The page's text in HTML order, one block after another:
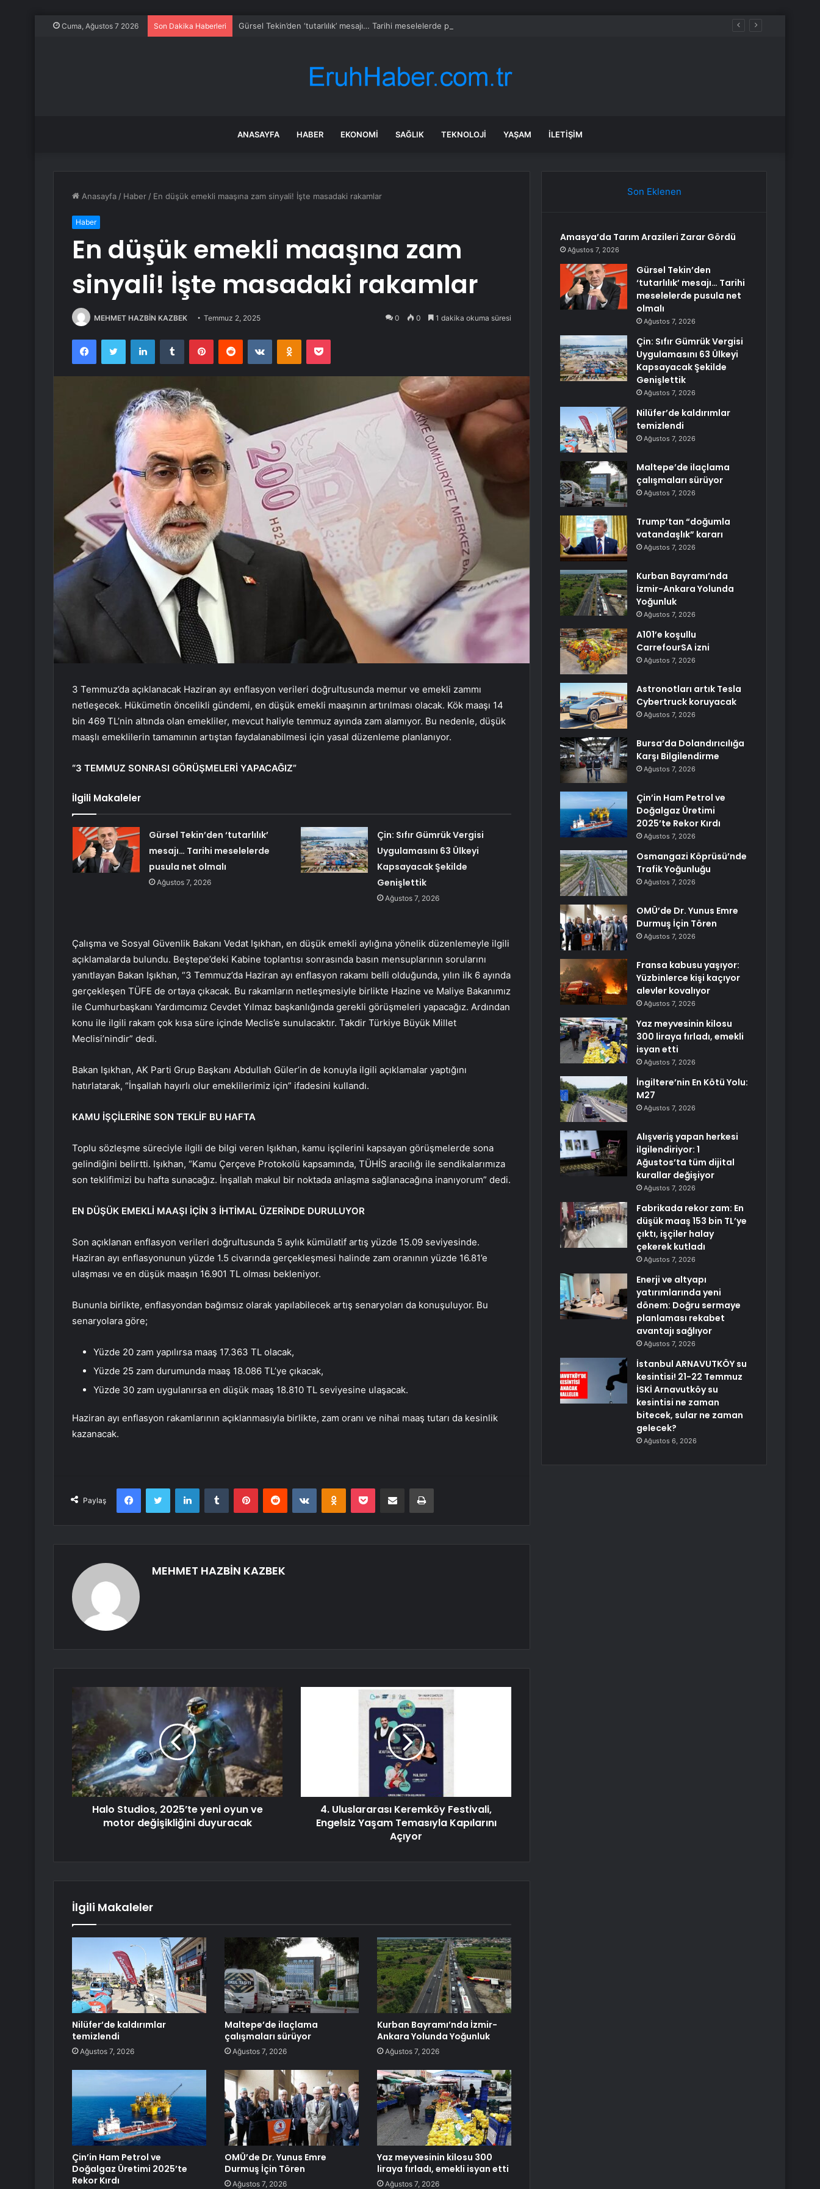
Cuma, Ağustos 7 2026 Son Dakika Haberleri Gürsel Tekin’den ‘tutarlılık’ mesajı… Tarihi meselelerde pusula net olmalı
ANASAYFA HABER EKONOMI SAĞLIK TEKNOLOJI YAŞAM İLETIŞIM
Anasayfa / Haber / En düşük emekli maaşına zam sinyali! İşte masadaki rakamlar
Haber
En düşük emekli maaşına zam
sinyali! İşte masadaki rakamlar
MEHMET HAZBİN KAZBEK Temmuz 2, 2025 0 0 1 dakika okuma süresi
FacebookTwitter LinkedInTumblr PinterestReddit VKontakteOdnoklassniki
Pocket
3 Temmuz’da açıklanacak Haziran ayı enflasyon verileri doğrultusunda memur ve emekli zammı
netleşecek. Hükümetin öncelikli gündemi, en düşük emekli maaşının artırılması olacak. Kök maaşı 14
bin 469 TL’nin altında olan emekliler, mevcut haliyle temmuz ayında zam alamıyor. Bu nedenle, düşük
maaşlı emeklilerin tamamının artıştan faydalanabilmesi için yasal düzenleme planlanıyor.
“3 TEMMUZ SONRASI GÖRÜŞMELERİ YAPACAĞIZ”
İlgili Makaleler
Gürsel Tekin’den ‘tutarlılık’
mesajı… Tarihi meselelerde
pusula net olmalı
Ağustos 7, 2026
Çin: Sıfır Gümrük Vergisi
Uygulamasını 63 Ülkeyi
Kapsayacak Şekilde
Genişlettik
Ağustos 7, 2026
Çalışma ve Sosyal Güvenlik Bakanı Vedat Işıkhan, en düşük emekli aylığına yönelik düzenlemeyle ilgili
açıklamalarda bulundu. Beştepe’deki Kabine toplantısı sonrasında basın mensuplarının sorularını
yanıtlayan Bakan Işıkhan, “3 Temmuz’da Haziran ayı enflasyon rakamı belli olduğunda, yılın ilk 6 ayında
gerçekleşen TÜFE de ortaya çıkacak. Bu rakamların netleşmesiyle birlikte Hazine ve Maliye Bakanımız
ile Cumhurbaşkanı Yardımcımız Cevdet Yılmaz başkanlığında gerekli görüşmeleri yapacağız. Ardından
konu ile ilgili rakam çok kısa süre içinde Meclis’e sunulacaktır. Takdir Türkiye Büyük Millet
Meclisi’nindir” dedi.
Bakan Işıkhan, AK Parti Grup Başkanı Abdullah Güler’in de konuyla ilgili açıklamalar yaptığını
hatırlatarak, “İnşallah hayırlı olur emeklilerimiz için” ifadesini kullandı.
KAMU İŞÇİLERİNE SON TEKLİF BU HAFTA
Toplu sözleşme süreciyle ilgili de bilgi veren Işıkhan, kamu işçilerini kapsayan görüşmelerde sona
gelindiğini belirtti. Işıkhan, “Kamu Çerçeve Protokolü kapsamında, TÜHİS aracılığı ile sendikalarımıza
son teklifimizi bu hafta sunacağız. İnşallah makul bir noktada anlaşma sağlanacağına inanıyorum” dedi.
EN DÜŞÜK EMEKLİ MAAŞI İÇİN 3 İHTİMAL ÜZERİNDE DURULUYOR
Son açıklanan enflasyon verileri doğrultusunda 5 aylık kümülatif artış yüzde 15.09 seviyesinde.
Haziran ayı enflasyonunun yüzde 1.5 civarında gerçekleşmesi halinde zam oranının yüzde 16.81’e
ulaşması ve en düşük maaşın 16.901 TL olması bekleniyor.
Bununla birlikte, enflasyondan bağımsız olarak yapılabilecek artış senaryoları da konuşuluyor. Bu
senaryolara göre;
Yüzde 20 zam yapılırsa maaş 17.363 TL olacak,
Yüzde 25 zam durumunda maaş 18.086 TL’ye çıkacak,
Yüzde 30 zam uygulanırsa en düşük maaş 18.810 TL seviyesine ulaşacak.
Haziran ayı enflasyon rakamlarının açıklanmasıyla birlikte, zam oranı ve nihai maaş tutarı da kesinlik
kazanacak.
Paylaş
FacebookTwitter LinkedInTumblr PinterestReddit VKontakteOdnoklassniki
Pocket E-Posta ile paylaş Yazdır
MEHMET HAZBİN KAZBEK
Halo Studios, 2025’te yeni oyun ve
motor değişikliğini duyuracak
4. Uluslararası Keremköy Festivali,
Engelsiz Yaşam Temasıyla Kapılarını
Açıyor
İlgili Makaleler
Nilüfer’de kaldırımlar
temizlendi
Ağustos 7, 2026
Maltepe’de ilaçlama
çalışmaları sürüyor
Ağustos 7, 2026
Kurban Bayramı’nda İzmir-
Ankara Yolunda Yoğunluk
Ağustos 7, 2026
Çin’in Ham Petrol ve
Doğalgaz Üretimi 2025’te
Rekor Kırdı
OMÜ’de Dr. Yunus Emre
Durmuş İçin Tören
Ağustos 7, 2026
Yaz meyvesinin kilosu 300
liraya fırladı, emekli isyan etti
Ağustos 7, 2026
Son Eklenen
Amasya’da Tarım Arazileri Zarar Gördü
Ağustos 7, 2026
Gürsel Tekin’den
‘tutarlılık’ mesajı… Tarihi
meselelerde pusula net
olmalı
Ağustos 7, 2026
Çin: Sıfır Gümrük Vergisi
Uygulamasını 63 Ülkeyi
Kapsayacak Şekilde
Genişlettik
Ağustos 7, 2026
Nilüfer’de kaldırımlar
temizlendi
Ağustos 7, 2026
Maltepe’de ilaçlama
çalışmaları sürüyor
Ağustos 7, 2026
Trump’tan “doğumla
vatandaşlık” kararı
Ağustos 7, 2026
Kurban Bayramı’nda
İzmir-Ankara Yolunda
Yoğunluk
Ağustos 7, 2026
A101’e koşullu
CarrefourSA izni
Ağustos 7, 2026
Astronotları artık Tesla
Cybertruck koruyacak
Ağustos 7, 2026
Bursa’da Dolandırıcılığa
Karşı Bilgilendirme
Ağustos 7, 2026
Çin’in Ham Petrol ve
Doğalgaz Üretimi
2025’te Rekor Kırdı
Ağustos 7, 2026
Osmangazi Köprüsü’nde
Trafik Yoğunluğu
Ağustos 7, 2026
OMÜ’de Dr. Yunus Emre
Durmuş İçin Tören
Ağustos 7, 2026
Fransa kabusu yaşıyor:
Yüzbinlerce kişi kaçıyor
alevler kovalıyor
Ağustos 7, 2026
Yaz meyvesinin kilosu
300 liraya fırladı, emekli
isyan etti
Ağustos 7, 2026
İngiltere’nin En Kötü Yolu:
M27
Ağustos 7, 2026
Alışveriş yapan herkesi
ilgilendiriyor: 1
Ağustos’ta tüm dijital
kurallar değişiyor
Ağustos 7, 2026
Fabrikada rekor zam: En
düşük maaş 153 bin TL’ye
çıktı, işçiler halay
çekerek kutladı
Ağustos 7, 2026
Enerji ve altyapı
yatırımlarında yeni
dönem: Doğru sermaye
planlaması rekabet
avantajı sağlıyor
Ağustos 7, 2026
İstanbul ARNAVUTKÖY su
kesintisi! 21-22 Temmuz
İSKİ Arnavutköy su
kesintisi ne zaman
bitecek, sular ne zaman
gelecek?
Ağustos 6, 2026